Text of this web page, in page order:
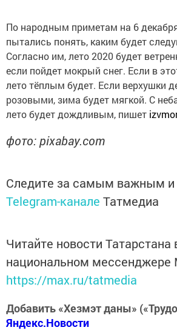
По народным приметам на 6
пытались понять, каким будет
Согласно им, лето 2020 будет
если пойдет мокрый снег. Если в
лето тёплым будет. Если верхушки
розовыми, зима будет мягкой. С
лето будет дождливым, пишет
фото: pixabay.com
Следите за самым важным
Telegram-канале Татмедиа
Читайте новости Татарстана
национальном мессенджере
https://max.ru/tatmedia
Добавить «Хезмэт даны»
Яндекс.Новости